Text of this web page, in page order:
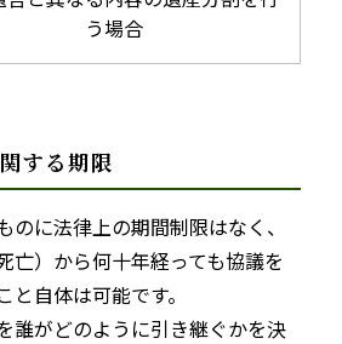
う場合
する期限
のに法律上の期間制限はなく、
亡）から何十年経っても協議を
自体は可能です。
誰がどのように引き継ぐかを決